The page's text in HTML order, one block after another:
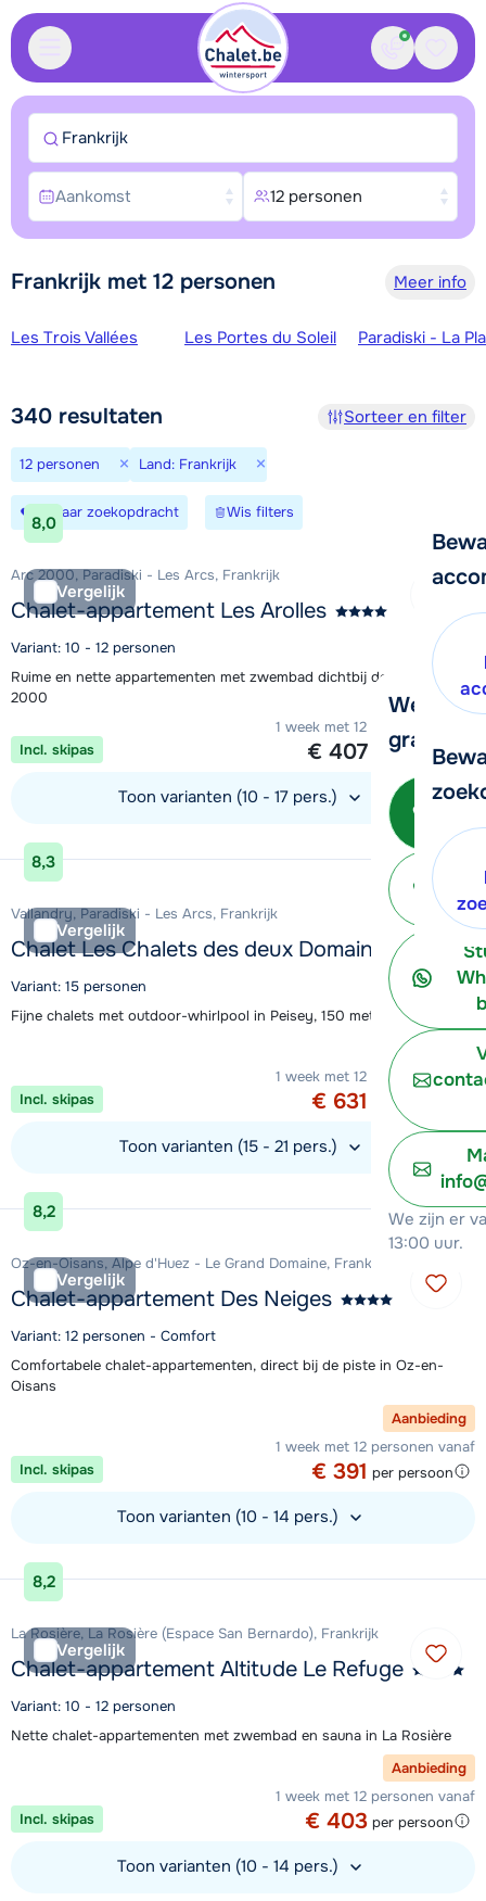
Contact
We
graag
Bel
We zijn er
13:00 uur.
Frankrijk met 12 personen Meer info
Skigebieden
Les Trois Vallées Les Portes du Soleil Paradiski - La
340 resultaten Sorteer en filter
12 personen × Land: Frankrijk ×
Bewaar zoekopdracht Wis filters
8,0
Vergelijk
Arc 2000, Paradiski - Les Arcs, Frankrijk
Chalet-appartement Les Arolles
Variant: 10 - 12 personen
Ruime en nette appartementen met zwembad dichtbij de piste in Arc
2000
1 week met 12 personen vanaf
€ 407 per persoon
Incl. skipas
Toon varianten (10 - 17 pers.)
Bekijk accommodatie
8,3
Vergelijk
Vallandry, Paradiski - Les Arcs, Frankrijk
Chalet Les Chalets des deux Domaines
Variant: 15 personen
Fijne chalets met outdoor-whirlpool in Peisey, 150 meter van de piste
Aanbieding
1 week met 12 personen vanaf
€ 631 per persoon
Incl. skipas
Toon varianten (15 - 21 pers.)
Bekijk accommodatie
8,2
Vergelijk
Oz-en-Oisans, Alpe d'Huez - Le Grand Domaine, Frankrijk
Chalet-appartement Des Neiges
Variant: 12 personen - Comfort
Comfortabele chalet-appartementen, direct bij de piste in Oz-en-
Oisans
Aanbieding
1 week met 12 personen vanaf
€ 391 per persoon
Incl. skipas
Toon varianten (10 - 14 pers.)
Bekijk accommodatie
8,2
Vergelijk
La Rosière, La Rosière (Espace San Bernardo), Frankrijk
Chalet-appartement Altitude Le Refuge
Variant: 10 - 12 personen
Nette chalet-appartementen met zwembad en sauna in La Rosière
Aanbieding
1 week met 12 personen vanaf
€ 403 per persoon
Incl. skipas
Toon varianten (10 - 14 pers.)
Frankrijk
Aankomst 12 personen